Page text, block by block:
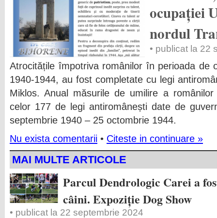
ocupației
nordul
• publicat la 22
Atrocitățile împotriva românilor în perioada de
1940-1944, au fost completate cu legi
Miklos. Anual măsurile de umilire a
celor 177 de legi antiromânești date de
septembrie 1940 – 25 octombrie 1944.
Nu exista comentarii • Citeste in continuare »
MAI MULTE ARTICOLE
Parcul Dendrologic Carei a
câini. Expoziție Dog Show
• publicat la 22 septembrie 2024